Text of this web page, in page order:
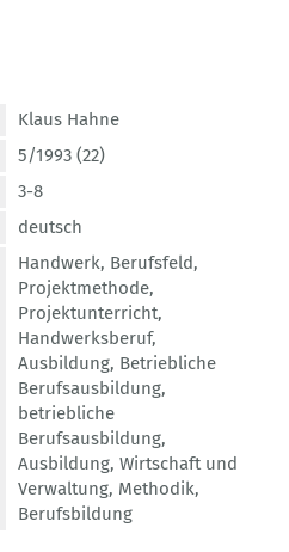
Klaus Hahne
5/1993 (22)
3-8
deutsch
Handwerk, Berufsfeld,
Projektmethode,
Projektunterricht,
Handwerksberuf,
Ausbildung, Betriebliche
Berufsausbildung,
betriebliche
Berufsausbildung,
Ausbildung, Wirtschaft und
Verwaltung, Methodik,
Berufsbildung